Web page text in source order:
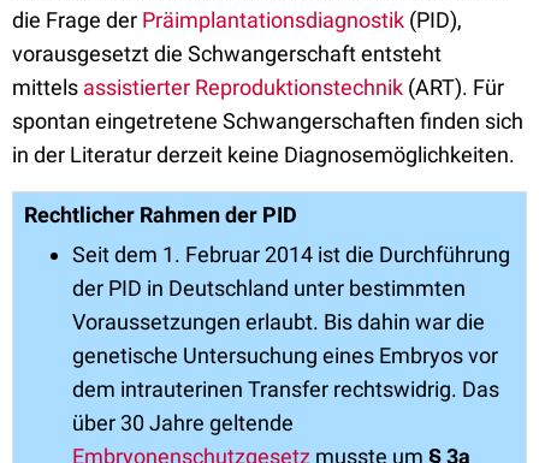
die Frage der Präimplantationsdiagnostik (PID),
vorausgesetzt die Schwangerschaft entsteht
mittels assistierter Reproduktionstechnik (ART). Für
spontan eingetretene Schwangerschaften finden sich
in der Literatur derzeit keine Diagnosemöglichkeiten.
Rechtlicher Rahmen der PID
Seit dem 1. Februar 2014 ist die Durchführung
der PID in Deutschland unter bestimmten
Voraussetzungen erlaubt. Bis dahin war die
genetische Untersuchung eines Embryos vor
dem intrauterinen Transfer rechtswidrig. Das
über 30 Jahre geltende
Embryonenschutzgesetz musste um § 3a